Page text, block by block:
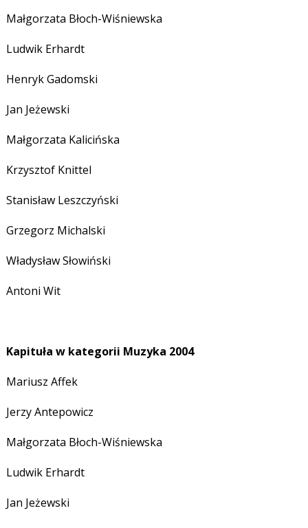
Małgorzata Błoch-Wiśniewska
Ludwik Erhardt
Henryk Gadomski
Jan Jeżewski
Małgorzata Kalicińska
Krzysztof Knittel
Stanisław Leszczyński
Grzegorz Michalski
Władysław Słowiński
Antoni Wit
Kapituła w kategorii Muzyka 2004
Mariusz Affek
Jerzy Antepowicz
Małgorzata Błoch-Wiśniewska
Ludwik Erhardt
Jan Jeżewski